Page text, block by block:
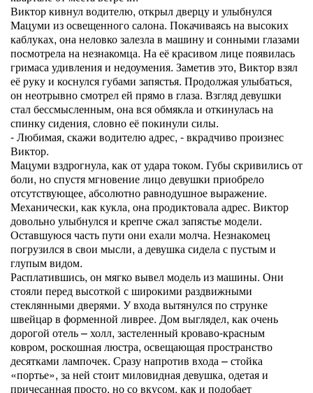
Виктор кивнул водителю, открыл дверцу и улыбнулся
Мацуми из освещенного салона. Покачиваясь на высоких
каблуках, она неловко залезла в машину и сонными глазами
посмотрела на незнакомца. На её красивом лице появилась
гримаса удивления и недоумения. Заметив это, Виктор взял
её руку и коснулся губами запястья. Продолжая улыбаться,
он неотрывно смотрел ей прямо в глаза. Взгляд девушки
стал бессмысленным, она вся обмякла и откинулась на
спинку сидения, словно её покинули силы.
- Любимая, скажи водителю адрес, - вкрадчиво произнес
Виктор.
Мацуми вздрогнула, как от удара током. Губы скривились от
боли, но спустя мгновение лицо девушки приобрело
отсутствующее, абсолютно равнодушное выражение.
Механически, как кукла, она продиктовала адрес. Виктор
довольно улыбнулся и крепче сжал запястье модели.
Оставшуюся часть пути они ехали молча. Незнакомец
погрузился в свои мысли, а девушка сидела с пустым и
глупым видом.
Расплатившись, он мягко вывел модель из машины. Они
стояли перед высоткой с широкими раздвижными
стеклянными дверями. У входа вытянулся по струнке
швейцар в форменной ливрее. Дом выглядел, как очень
дорогой отель – холл, застеленный кроваво-красным
ковром, роскошная люстра, освещающая пространство
десятками лампочек. Сразу напротив входа – стойка
«портье», за ней стоит миловидная девушка, одетая и
причесанная просто, но со вкусом, как и подобает